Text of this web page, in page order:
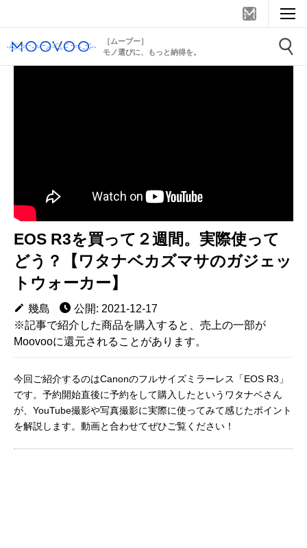
［ムーブー］
モノ選びに、もっと納得を。
EOS R3を買って２週間。実際使って
どう？【ワタナベカズマサのガジェッ
トウォーカー】
幾島
公開: 2021-12-17
※記事で紹介した商品を購入すると、売上の一部が
Moovooに還元されることがあります。
今回ご紹介するのはCanonのフルサイズミラーレス「EOS R3」
です。予約開始直後に予約をして購入したというワタナベさん
が、YouTube撮影や写真撮影に実際に使ってみて感じたポイント
を解説します。動画と合わせてぜひご覧ください！